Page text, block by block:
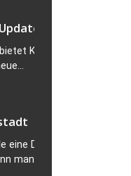
Kindern die
eine Delle, später dann
man...